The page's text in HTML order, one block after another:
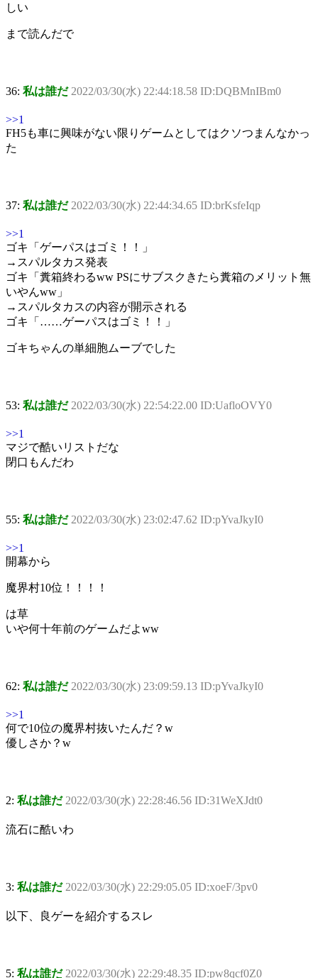
しい
まで読んだで
36: 私は誰だ 2022/03/30(水) 22:44:18.58 ID:DQBMnIBm0
>>1
FH5も車に興味がない限りゲームとしてはクソつまんなかっ
た
37: 私は誰だ 2022/03/30(水) 22:44:34.65 ID:brKsfeIqp
>>1
ゴキ「ゲーパスはゴミ！！」
→スパルタカス発表
ゴキ「糞箱終わるww PSにサブスクきたら糞箱のメリット無
いやんww」
→スパルタカスの内容が開示される
ゴキ「……ゲーパスはゴミ！！」
ゴキちゃんの単細胞ムーブでした
53: 私は誰だ 2022/03/30(水) 22:54:22.00 ID:UafloOVY0
>>1
マジで酷いリストだな
閉口もんだわ
55: 私は誰だ 2022/03/30(水) 23:02:47.62 ID:pYvaJkyI0
>>1
開幕から
魔界村10位！！！！
は草
いや何十年前のゲームだよww
62: 私は誰だ 2022/03/30(水) 23:09:59.13 ID:pYvaJkyI0
>>1
何で10位の魔界村抜いたんだ？w
優しさか？w
2: 私は誰だ 2022/03/30(水) 22:28:46.56 ID:31WeXJdt0
流石に酷いわ
3: 私は誰だ 2022/03/30(水) 22:29:05.05 ID:xoeF/3pv0
以下、良ゲーを紹介するスレ
5: 私は誰だ 2022/03/30(水) 22:29:48.35 ID:pw8qcf0Z0